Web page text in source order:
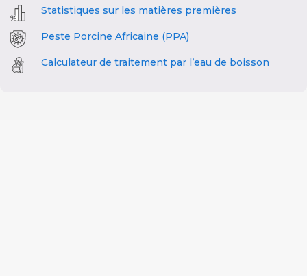
Statistiques sur les matières premières
Peste Porcine Africaine (PPA)
Calculateur de traitement par l’eau de boisson